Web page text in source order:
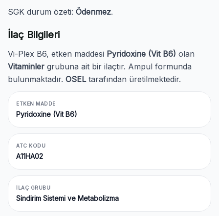
SGK durum özeti: Ödenmez.
İlaç Bilgileri
Vi-Plex B6, etken maddesi Pyridoxine (Vit B6) olan
Vitaminler grubuna ait bir ilaçtır. Ampul formunda
bulunmaktadır. OSELtarafından üretilmektedir.
ETKEN MADDE
Pyridoxine (Vit B6)
ATC KODU
A11HA02
İLAÇ GRUBU
Sindirim Sistemi ve Metabolizma